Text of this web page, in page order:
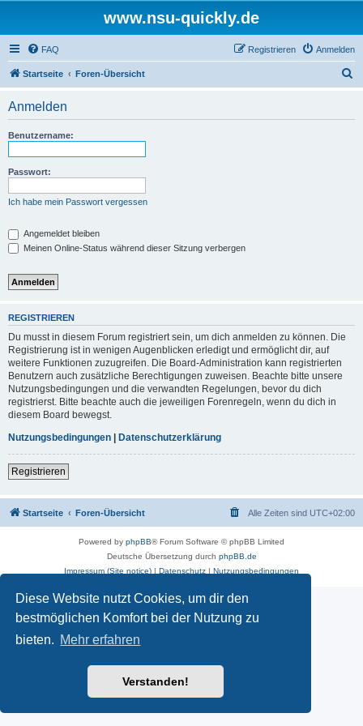
Diese Website nutzt Cookies, um dir den
bestmöglichen Komfort bei der Nutzung zu
bieten. Mehr erfahren
Verstanden!
www.nsu-quickly.de
FAQ Anmelden
Registrieren
Startseite Foren-Übersicht
Anmelden
Benutzername:
Passwort:
Ich habe mein Passwort vergessen
Angemeldet bleiben
Meinen Online-Status während dieser Sitzung verbergen
REGISTRIEREN
Du musst in diesem Forum registriert sein, um dich anmelden zu können. Die
Registrierung ist in wenigen Augenblicken erledigt und ermöglicht dir, auf
weitere Funktionen zuzugreifen. Die Board-Administration kann registrierten
Benutzern auch zusätzliche Berechtigungen zuweisen. Beachte bitte unsere
Nutzungsbedingungen und die verwandten Regelungen, bevor du dich
registrierst. Bitte beachte auch die jeweiligen Forenregeln, wenn du dich in
diesem Board bewegst.
Nutzungsbedingungen | Datenschutzerklärung
Registrieren
Startseite Foren-Übersicht Alle Zeiten sind UTC+02:00
Powered by phpBB® Forum Software © phpBB Limited
Deutsche Übersetzung durch phpBB.de
Impressum (Site notice) | Datenschutz | Nutzungsbedingungen